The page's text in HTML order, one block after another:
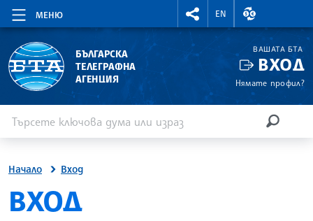
МЕНЮ
RIGHTMENU.SOCIAL
EN
ВАЛУТНИ
БЪЛГАРСКА
ТЕЛЕГРАФНА
АГЕНЦИЯ
ВАШАТА БТА
ВХОД
Нямате профил?
Начало Вход
SITE.BTA
ВХОД